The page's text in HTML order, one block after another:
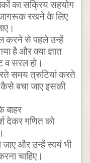
का सक्रिय सहयोग
जागरूक रखने के लिए
करने से पहले उन्हें
है और क्या ज्ञात
व सरल हो।
समय त्रुटियां करते
बचा जाए इसकी
बाहर
देकर गणित को
जाए और उन्हें स्वयं भी
चाहिए।